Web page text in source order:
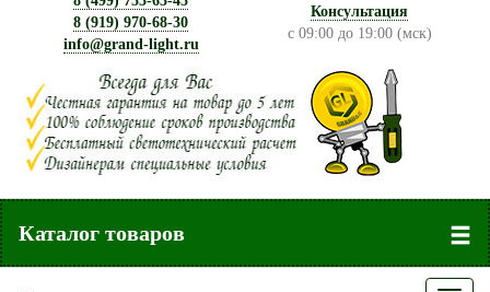
8 (919) 970-68-30
info@grand-light.ru
Консультация
с 09:00 до 19:00 (мск)
Каталог товаров